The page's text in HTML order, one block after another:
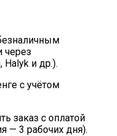
через
Halyk и др.).
с учётом
заказ с оплатой
— 3 рабочих дня).